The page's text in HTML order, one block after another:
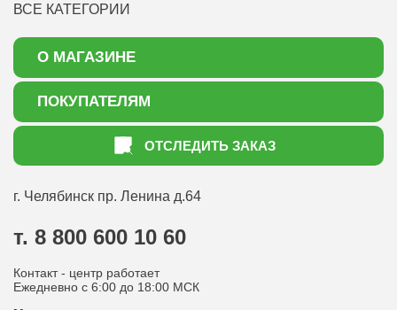
ВСЕ КАТЕГОРИИ
О МАГАЗИНЕ
О нас
Акции
ПОКУПАТЕЛЯМ
Как оформить заказ
Статьи садоводу
Оптовым покупателям
Политика конфиденциальности
ОТСЛЕДИТЬ ЗАКАЗ
г. Челябинск пр. Ленина д.64
т. 8 800 600 10 60
Контакт - центр работает
Ежедневно с 6:00 до 18:00 МСК